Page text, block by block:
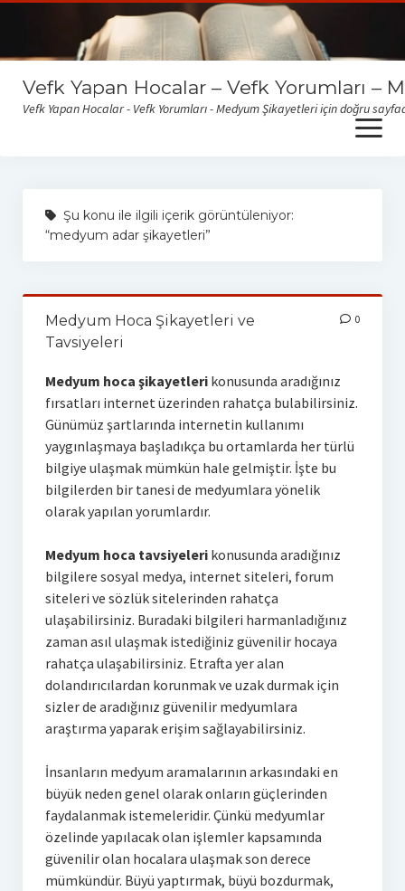
Vefk Yapan Hocalar – Vefk Yorumları –
Vefk Yapan Hocalar - Vefk Yorumları - Medyum Şikayetleri için doğru
open
menu
buraya tıklayabilirsiniz
Şu konu ile ilgili içerik görüntüleniyor:
“medyum adar şikayetleri”
Medyum Hoca Şikayetleri ve
Tavsiyeleri
0
Medyum hoca şikayetlerikonusunda aradığınız
fırsatları internet üzerinden rahatça bulabilirsiniz.
Günümüz şartlarında internetin kullanımı
yaygınlaşmaya başladıkça bu ortamlarda her türlü
bilgiye ulaşmak mümkün hale gelmiştir. İşte bu
bilgilerden bir tanesi de medyumlara yönelik
olarak yapılan yorumlardır.
Medyum hoca tavsiyelerikonusunda aradığınız
bilgilere sosyal medya, internet siteleri, forum
siteleri ve sözlük sitelerinden rahatça
ulaşabilirsiniz. Buradaki bilgileri harmanladığınız
zaman asıl ulaşmak istediğiniz güvenilir hocaya
rahatça ulaşabilirsiniz. Etrafta yer alan
dolandırıcılardan korunmak ve uzak durmak için
sizler de aradığınız güvenilir medyumlara
araştırma yaparak erişim sağlayabilirsiniz.
İnsanların medyum aramalarının arkasındaki en
büyük neden genel olarak onların güçlerinden
faydalanmak istemeleridir. Çünkü medyumlar
özelinde yapılacak olan işlemler kapsamında
güvenilir olan hocalara ulaşmak son derece
mümkündür. Büyü yaptırmak, büyü bozdurmak,